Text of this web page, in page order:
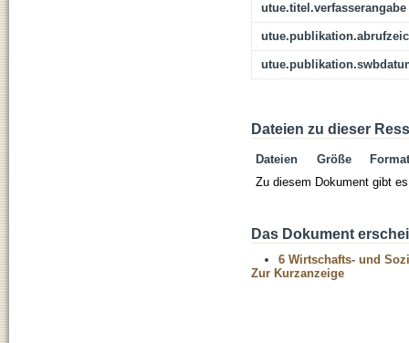
utue.titel.verfasserangabe
Dateien zu dieser
Dateien Größe
Format
Zu diesem Dokument gibt
Das Dokument
6 Wirtschafts- und
Zur Kurzanzeige